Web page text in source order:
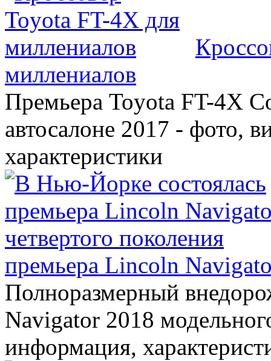
миллениалов
Премьера Toyota FT-4X
автосалоне 2017 - фото,
характеристики
премьера Lincoln
Полноразмерный
Navigator 2018
информация,